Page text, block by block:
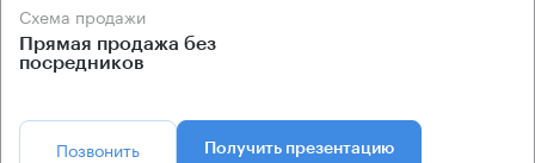
Схема продажи
Прямая продажа без
посредников
Позвонить Получить презентацию